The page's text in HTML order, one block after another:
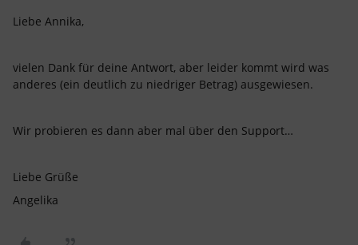
Liebe Annika,
vielen Dank für deine Antwort, aber leider kommt wird was
anderes (ein deutlich zu niedriger Betrag) ausgewiesen.
Wir probieren es dann aber mal über den Support…
Liebe Grüße
Angelika